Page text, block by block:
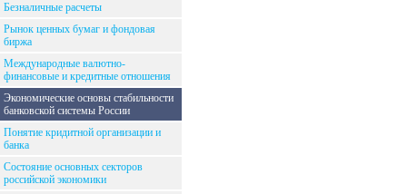
Безналичные расчеты
Рынок ценных бумаг и фондовая
биржа
Международные валютно-
финансовые и кредитные отношения
Экономические основы стабильности
банковской системы России
Понятие кридитной организации и
банка
Состояние основных секторов
российской экономики